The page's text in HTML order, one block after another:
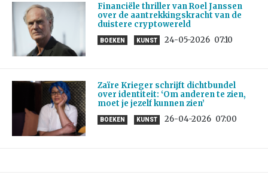
Financiële thriller van Roel Janssen
over de aantrekkingskracht van de
duistere cryptowereld
BOEKEN KUNST 24-05-2026 07:10
Zaïre Krieger schrijft dichtbundel
over identiteit: ‘Om anderen te zien,
moet je jezelf kunnen zien’
BOEKEN KUNST 26-04-2026 07:00